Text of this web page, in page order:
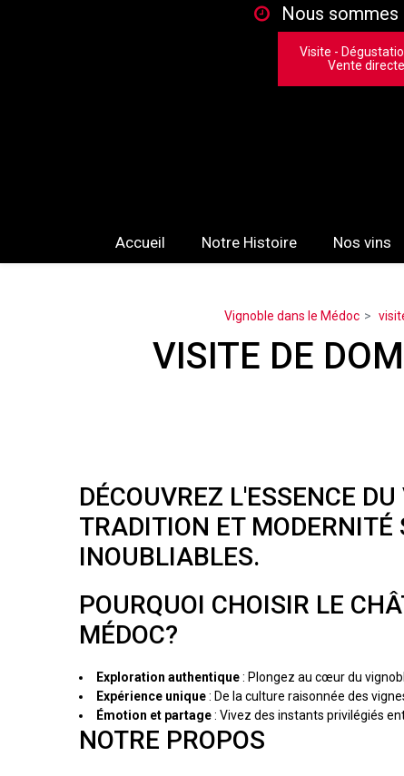
Nous sommes
Visite -
Vente
Accueil Notre Histoire Nos vins
Vignoble dans le Médoc
VISITE DE
DÉCOUVREZ L'ESSENCE
TRADITION ET MODERNITÉ
INOUBLIABLES.
POURQUOI CHOISIR LE
MÉDOC?
Exploration authentique: Plongez au cœur du
Expérience unique: De la culture raisonnée des
Émotion et partage: Vivez des instants privilégiés
NOTRE PROPOS